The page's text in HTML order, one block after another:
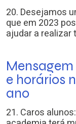
20. Desejamos
que em 2023
ajudar a
e horários
ano
21. Caros